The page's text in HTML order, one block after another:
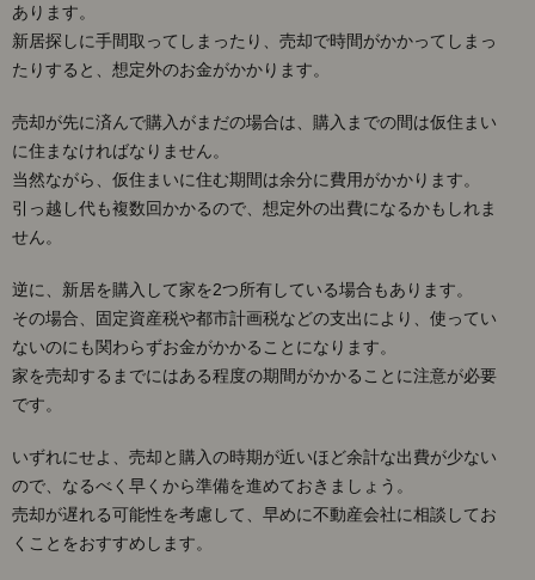
つの
対策
2.1.
替えの
目的を
明確に
する
のどち
らを優
先する
る
＊相場
を知っ
ておく
3.
□特
あります。
新居探しに手間取ってしまったり、売却で時間がかかってしまっ
たりすると、想定外のお金がかかります。
売却が先に済んで購入がまだの場合は、購入までの間は仮住まい
に住まなければなりません。
当然ながら、仮住まいに住む期間は余分に費用がかかります。
引っ越し代も複数回かかるので、想定外の出費になるかもしれま
せん。
逆に、新居を購入して家を2つ所有している場合もあります。
その場合、固定資産税や都市計画税などの支出により、使ってい
ないのにも関わらずお金がかかることになります。
家を売却するまでにはある程度の期間がかかることに注意が必要
です。
いずれにせよ、売却と購入の時期が近いほど余計な出費が少ない
ので、なるべく早くから準備を進めておきましょう。
売却が遅れる可能性を考慮して、早めに不動産会社に相談してお
くことをおすすめします。